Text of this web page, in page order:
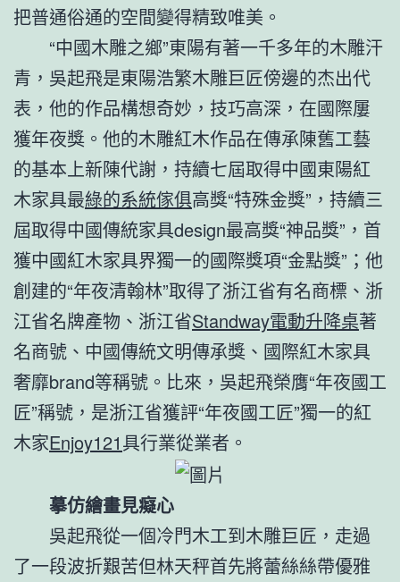
把普通俗通的空間變得精致唯美。
“中國木雕之鄉”東陽有著一千多年的木雕汗
青，吳起飛是東陽浩繁木雕巨匠傍邊的杰出代
表，他的作品構想奇妙，技巧高深，在國際屢
獲年夜獎。他的木雕紅木作品在傳承陳舊工藝
的基本上新陳代謝，持續七屆取得中國東陽紅
木家具最綠的系統傢俱高獎“特殊金獎”，持續三
屆取得中國傳統家具design最高獎“神品獎”，首
獲中國紅木家具界獨一的國際獎項“金點獎”；他
創建的“年夜清翰林”取得了浙江省有名商標、浙
江省名牌產物、浙江省Standway電動升降桌著
名商號、中國傳統文明傳承獎、國際紅木家具
奢靡brand等稱號。比來，吳起飛榮膺“年夜國工
匠”稱號，是浙江省獲評“年夜國工匠”獨一的紅
木家Enjoy121具行業從業者。
摹仿繪畫見癡心
吳起飛從一個冷門木工到木雕巨匠，走過
了一段波折艱苦但林天秤首先將蕾絲絲帶優雅